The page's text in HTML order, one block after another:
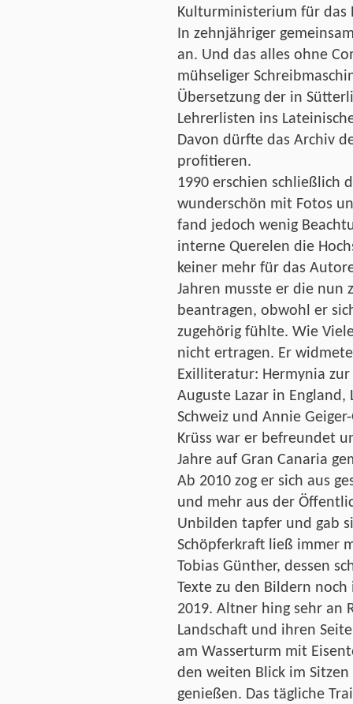
Kulturministerium für das
In zehnjähriger
an. Und das alles ohne
mühseliger
Übersetzung der in
Lehrerlisten ins
Davon dürfte das Archiv
profitieren.
1990 erschien schließlich
wunderschön mit Fotos
fand jedoch wenig
interne Querelen die
keiner mehr für das
Jahren musste er die nun
beantragen, obwohl er
zugehörig fühlte. Wie
nicht ertragen. Er
Exilliteratur: Hermynia
Auguste Lazar in
Schweiz und Annie
Krüss war er befreundet
Jahre auf Gran Canaria
Ab 2010 zog er sich aus
und mehr aus der
Unbilden tapfer und gab
Schöpferkraft ließ immer
Tobias Günther, dessen
Texte zu den Bildern
2019. Altner hing sehr an
Landschaft und ihren
am Wasserturm mit
den weiten Blick im
genießen. Das tägliche